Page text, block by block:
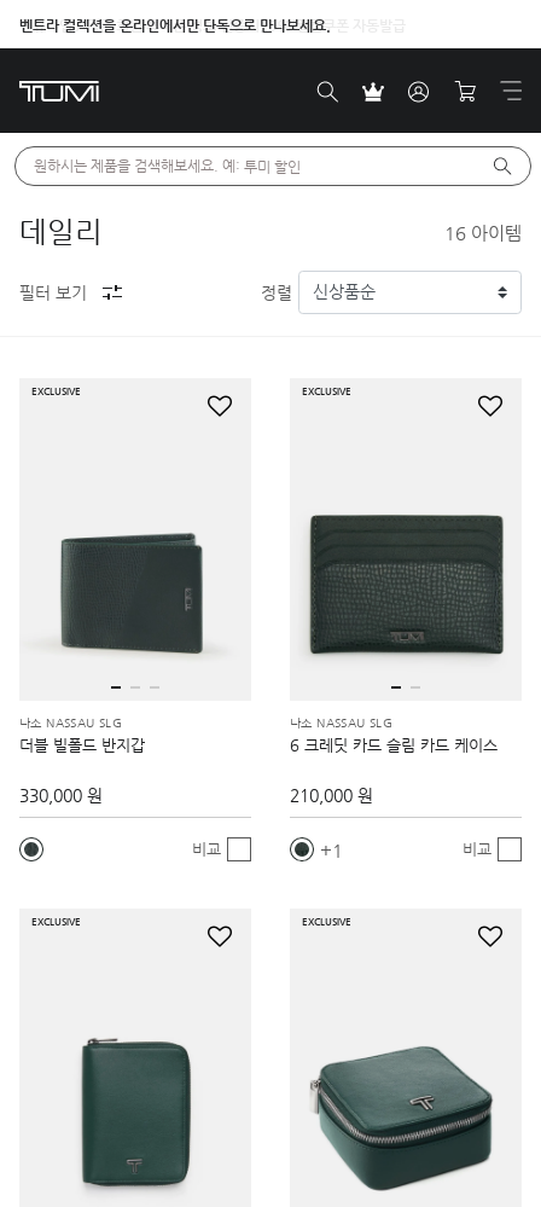
벤트라 컬렉션을 온라인에서만 단독으로 만나보세요.
원하시는 제품을 검색해보세요. 예: 투미 할인
데일리 16 아이템
필터 보기 정렬
EXCLUSIVE
나소 NASSAU SLG
더블 빌폴드 반지갑
330,000 원
비교
EXCLUSIVE
나소 NASSAU SLG
6 크레딧 카드 슬림 카드 케이스
210,000 원
1 비교
EXCLUSIVE EXCLUSIVE